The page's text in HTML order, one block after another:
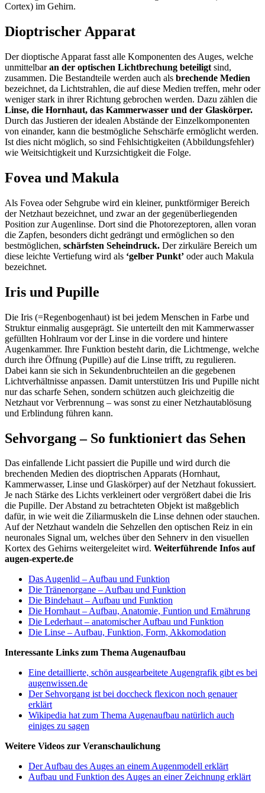
Cortex) im Gehirn.
Dioptrischer Apparat
Der dioptische Apparat fasst alle Komponenten des Auges, welche
unmittelbaran der optischen Lichtbrechung beteiligt sind,
zusammen. Die Bestandteile werden auch als brechende Medien
bezeichnet, da Lichtstrahlen, die auf diese Medien treffen, mehr oder
weniger stark in ihrer Richtung gebrochen werden. Dazu zählen die
Linse, die Hornhaut, das Kammerwasser und der Glaskörper.
Durch das Justieren der idealen Abstände der Einzelkomponenten
von einander, kann die bestmögliche Sehschärfe ermöglicht werden.
Ist dies nicht möglich, so sind Fehlsichtigkeiten (Abbildungsfehler)
wie Weitsichtigkeit und Kurzsichtigkeit die Folge.
Fovea und Makula
Als Fovea oder Sehgrube wird ein kleiner, punktförmiger Bereich
der Netzhaut bezeichnet, und zwar an der gegenüberliegenden
Position zur Augenlinse. Dort sind die Photorezeptoren, allen voran
die Zapfen, besonders dicht gedrängt und ermöglichen so den
bestmöglichen, schärfsten Seheindruck. Der zirkuläre Bereich um
diese leichte Vertiefung wird als ‘gelber Punkt’ oder auch Makula
bezeichnet.
Iris und Pupille
Die Iris (=Regenbogenhaut) ist bei jedem Menschen in Farbe und
Struktur einmalig ausgeprägt. Sie unterteilt den mit Kammerwasser
gefüllten Hohlraum vor der Linse in die vordere und hintere
Augenkammer. Ihre Funktion besteht darin, die Lichtmenge, welche
durch ihre Öffnung (Pupille) auf die Linse trifft, zu regulieren.
Dabei kann sie sich in Sekundenbruchteilen an die gegebenen
Lichtverhältnisse anpassen. Damit unterstützen Iris und Pupille nicht
nur das scharfe Sehen, sondern schützen auch gleichzeitig die
Netzhaut vor Verbrennung – was sonst zu einer Netzhautablösung
und Erblindung führen kann.
Sehvorgang – So funktioniert das Sehen
Das einfallende Licht passiert die Pupille und wird durch die
brechenden Medien des dioptrischen Apparats (Hornhaut,
Kammerwasser, Linse und Glaskörper) auf der Netzhaut fokussiert.
Je nach Stärke des Lichts verkleinert oder vergrößert dabei die Iris
die Pupille. Der Abstand zu betrachteten Objekt ist maßgeblich
dafür, in wie weit die Ziliarmuskeln die Linse dehnen oder stauchen.
Auf der Netzhaut wandeln die Sehzellen den optischen Reiz in ein
neuronales Signal um, welches über den Sehnerv in den visuellen
Kortex des Gehirns weitergeleitet wird. Weiterführende Infos auf
augen-experte.de
Das Augenlid – Aufbau und Funktion
Die Tränenorgane – Aufbau und Funktion
Die Bindehaut – Aufbau und Funktion
Die Hornhaut – Aufbau, Anatomie, Funtion und Ernährung
Die Lederhaut – anatomischer Aufbau und Funktion
Die Linse – Aufbau, Funktion, Form, Akkomodation
Interessante Links zum Thema Augenaufbau
Eine detaillierte, schön ausgearbeitete Augengrafik gibt es bei
augenwissen.de
Der Sehvorgang ist bei doccheck flexicon noch genauer
erklärt
Wikipedia hat zum Thema Augenaufbau natürlich auch
einiges zu sagen
Weitere Videos zur Veranschaulichung
Der Aufbau des Auges an einem Augenmodell erklärt
Aufbau und Funktion des Auges an einer Zeichnung erklärt